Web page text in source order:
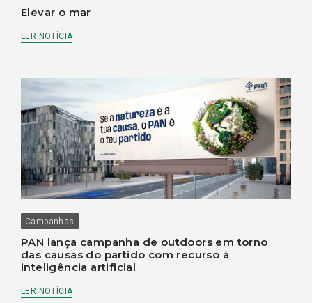
Elevar o mar
LER NOTÍCIA
Campanhas
PAN lança campanha de outdoors em torno
das causas do partido com recurso à
inteligência artificial
LER NOTÍCIA